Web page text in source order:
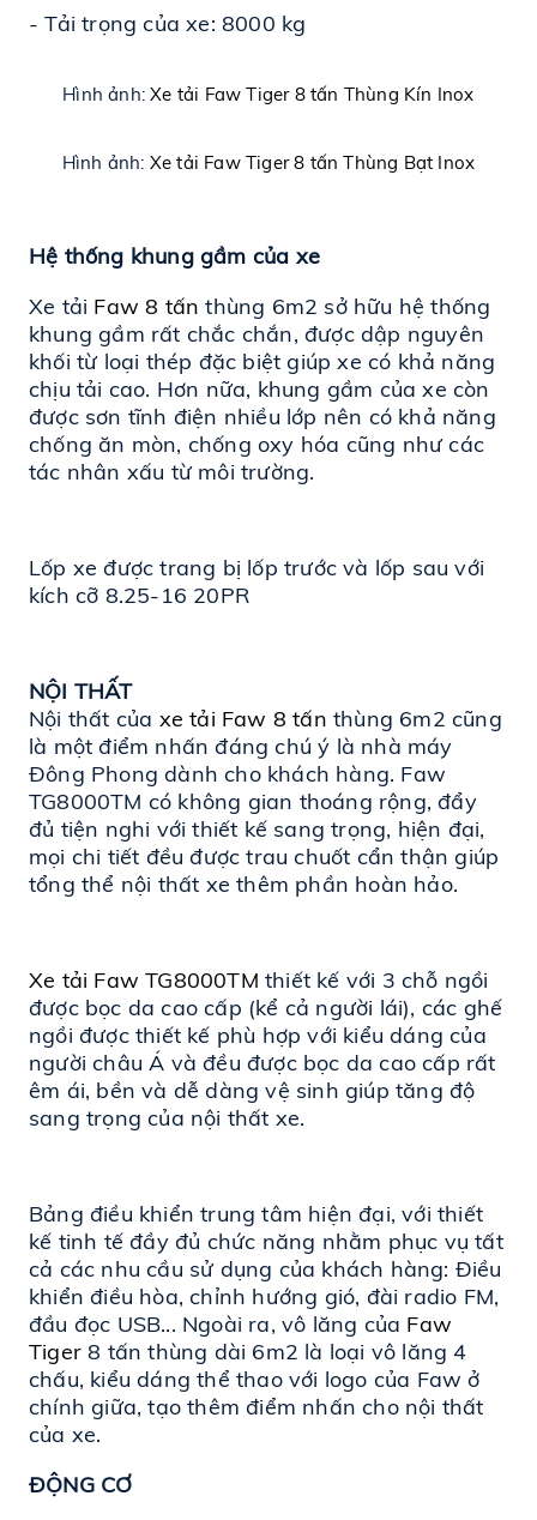
- Tải trọng của xe: 8000 kg
Hình ảnh:Xe tải Faw Tiger 8 tấn Thùng Kín Inox
Hình ảnh: Xe tải Faw Tiger 8 tấn Thùng Bạt Inox
Hệ thống khung gầm của xe
Xe tải Faw 8 tấn thùng 6m2 sở hữu hệ thống
khung gầm rất chắc chắn, được dập nguyên
khối từ loại thép đặc biệt giúp xe có khả năng
chịu tải cao. Hơn nữa, khung gầm của xe còn
được sơn tĩnh điện nhiều lớp nên có khả năng
chống ăn mòn, chống oxy hóa cũng như các
tác nhân xấu từ môi trường.
Lốp xe được trang bị lốp trước và lốp sau với
kích cỡ 8.25-16 20PR
NỘI THẤT
Nội thất của xe tải Faw 8 tấn thùng 6m2 cũng
là một điểm nhấn đáng chú ý là nhà máy
Đông Phong dành cho khách hàng. Faw
TG8000TM có không gian thoáng rộng, đẩy
đủ tiện nghi với thiết kế sang trọng, hiện đại,
mọi chi tiết đều được trau chuốt cẩn thận giúp
tổng thể nội thất xe thêm phần hoàn hảo.
Xe tải Faw TG8000TM thiết kế với 3 chỗ ngồi
được bọc da cao cấp (kể cả người lái), các ghế
ngồi được thiết kế phù hợp với kiểu dáng của
người châu Á và đều được bọc da cao cấp rất
êm ái, bền và dễ dàng vệ sinh giúp tăng độ
sang trọng của nội thất xe.
Bảng điều khiển trung tâm hiện đại, với thiết
kế tinh tế đầy đủ chức năng nhằm phục vụ tất
cả các nhu cầu sử dụng của khách hàng: Điều
khiển điều hòa, chỉnh hướng gió, đài radio FM,
đầu đọc USB... Ngoài ra, vô lăng của Faw
Tiger 8 tấn thùng dài 6m2 là loại vô lăng 4
chấu, kiểu dáng thể thao với logo của Faw ở
chính giữa, tạo thêm điểm nhấn cho nội thất
của xe.
ĐỘNG CƠ